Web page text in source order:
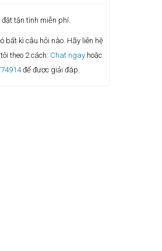
tận tình miễn phí.
bất kì câu hỏi nào. Hãy liên hệ
theo 2 cách: Chat ngayhoặc
để được giải đáp.